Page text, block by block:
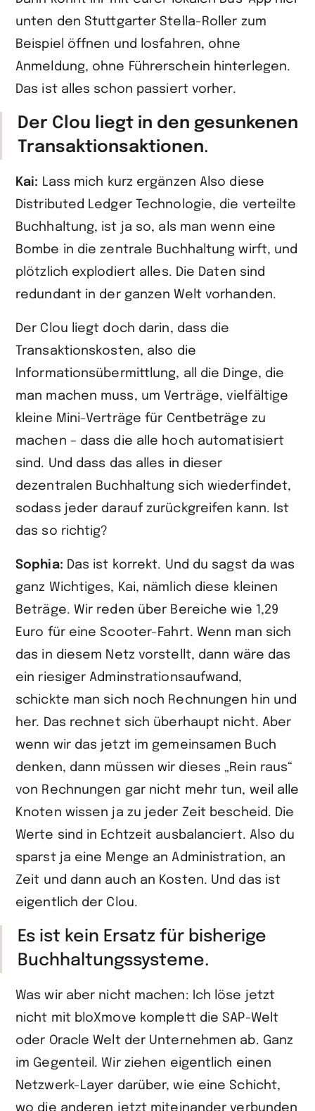
unten den Stuttgarter Stella-Roller zum
Beispiel öffnen und losfahren, ohne
Anmeldung, ohne Führerschein hinterlegen.
Das ist alles schon passiert vorher.
Der Clou liegt in den gesunkenen
Transaktions­aktionen.
Kai: Lass mich kurz ergänzen Also diese
Distributed Ledger Technologie, die verteilte
Buchhaltung, ist ja so, als man wenn eine
Bombe in die zentrale Buchhaltung wirft, und
plötzlich explodiert alles. Die Daten sind
redundant in der ganzen Welt vorhanden.
Der Clou liegt doch darin, dass die
Transaktionskosten, also die
Informationsübermittlung, all die Dinge, die
man machen muss, um Verträge, vielfältige
kleine Mini-Verträge für Centbeträge zu
machen – dass die alle hoch automatisiert
sind. Und dass das alles in dieser
dezentralen Buchhaltung sich wiederfindet,
sodass jeder darauf zurückgreifen kann. Ist
das so richtig?
Sophia: Das ist korrekt. Und du sagst da was
ganz Wichtiges, Kai, nämlich diese kleinen
Beträge. Wir reden über Bereiche wie 1,29
Euro für eine Scooter-Fahrt. Wenn man sich
das in diesem Netz vorstellt, dann wäre das
ein riesiger Adminstrationsaufwand,
schickte man sich noch Rechnungen hin und
her. Das rechnet sich überhaupt nicht. Aber
wenn wir das jetzt im gemeinsamen Buch
denken, dann müssen wir dieses „Rein raus“
von Rechnungen gar nicht mehr tun, weil alle
Knoten wissen ja zu jeder Zeit bescheid. Die
Werte sind in Echtzeit ausbalanciert. Also du
sparst ja eine Menge an Administration, an
Zeit und dann auch an Kosten. Und das ist
eigentlich der Clou.
Es ist kein Ersatz für bisherige
Buchhaltungs­systeme.
Was wir aber nicht machen: Ich löse jetzt
nicht mit bloXmove komplett die SAP-Welt
oder Oracle Welt der Unternehmen ab. Ganz
im Gegenteil. Wir ziehen eigentlich einen
Netzwerk-Layer darüber, wie eine Schicht,
wo die anderen jetzt miteinander verbunden